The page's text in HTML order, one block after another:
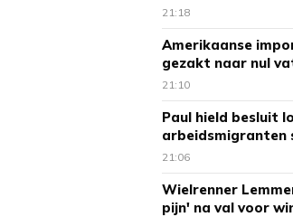
21:18
Amerikaanse
gezakt naar nul
21:10
Paul hield besluit
verkiezingen
21:06
Wielrenner
pijn' na val voor